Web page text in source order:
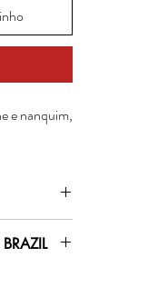
e nanquim,